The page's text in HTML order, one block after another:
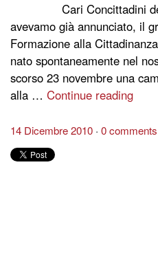
Cari Concittadini del
avevamo già annunciato, il
Formazione alla
nato spontaneamente nel
scorso 23 novembre una
alla … Continue reading
14 Dicembre 2010 0 comments